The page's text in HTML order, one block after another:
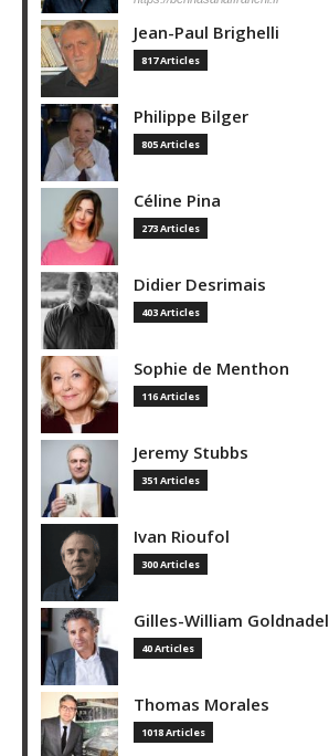
Jean-Paul Brighelli
817 Articles
Philippe Bilger
805 Articles
Céline Pina
273 Articles
Didier Desrimais
403 Articles
Sophie de Menthon
116 Articles
Jeremy Stubbs
351 Articles
Ivan Rioufol
300 Articles
Gilles-William Goldnadel
40 Articles
Thomas Morales
1018 Articles